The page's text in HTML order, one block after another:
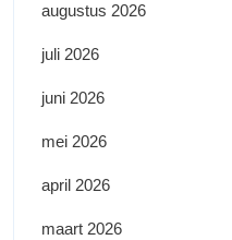
augustus 2026
juli 2026
juni 2026
mei 2026
april 2026
maart 2026